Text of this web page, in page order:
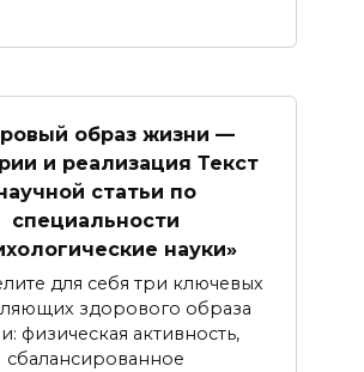
образ жизни —
и реализация Текст
статьи по
специальности
науки»
для себя три ключевых
здорового образа
физическая активность,
сбалансированное